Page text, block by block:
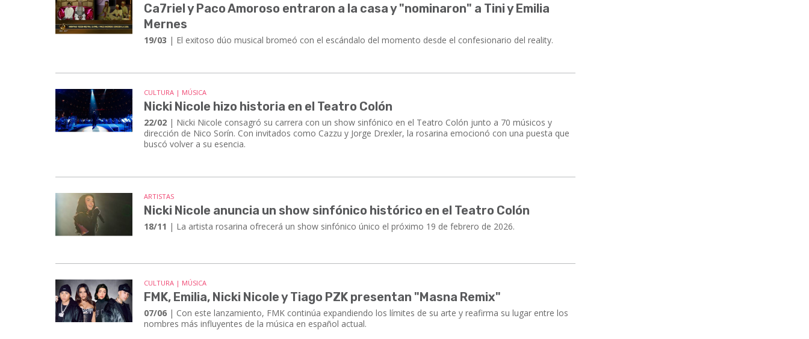
Ca7riel y Paco Amoroso entraron a la casa y "nominaron" a Tini y Emilia
Mernes
19/03 | El exitoso dúo musical bromeó con el escándalo del momento desde el confesionario del reality.
CULTURA | MÚSICA
Nicki Nicole hizo historia en el Teatro Colón
22/02 | Nicki Nicole consagró su carrera con un show sinfónico en el Teatro Colón junto a 70 músicos y
dirección de Nico Sorín. Con invitados como Cazzu y Jorge Drexler, la rosarina emocionó con una puesta que
buscó volver a su esencia.
ARTISTAS
Nicki Nicole anuncia un show sinfónico histórico en el Teatro Colón
18/11 | La artista rosarina ofrecerá un show sinfónico único el próximo 19 de febrero de 2026.
CULTURA | MÚSICA
FMK, Emilia, Nicki Nicole y Tiago PZK presentan "Masna Remix"
07/06 | Con este lanzamiento, FMK continúa expandiendo los límites de su arte y reafirma su lugar entre los
nombres más influyentes de la música en español actual.